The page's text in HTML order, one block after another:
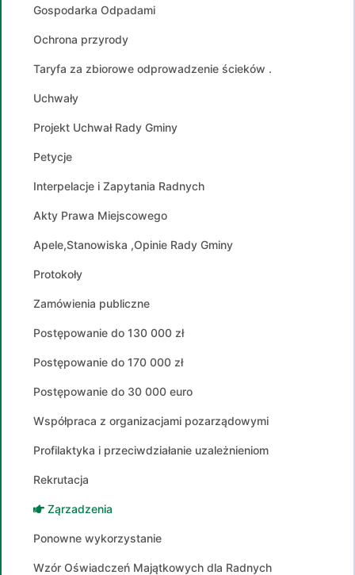
Gospodarka Odpadami
Ochrona przyrody
Taryfa za zbiorowe odprowadzenie ścieków .
Uchwały
Projekt Uchwał Rady Gminy
Petycje
Interpelacje i Zapytania Radnych
Akty Prawa Miejscowego
Apele,Stanowiska ,Opinie Rady Gminy
Protokoły
Zamówienia publiczne
Postępowanie do 130 000 zł
Postępowanie do 170 000 zł
Postępowanie do 30 000 euro
Współpraca z organizacjami pozarządowymi
Profilaktyka i przeciwdziałanie uzależnieniom
Rekrutacja
Ząrzadzenia
Ponowne wykorzystanie
Wzór Oświadczeń Majątkowych dla Radnych